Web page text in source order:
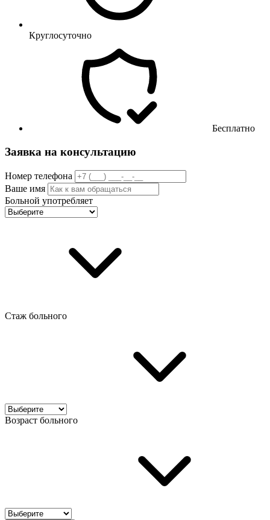
Круглосуточно
Бесплатно
Заявка на консультацию
Номер телефона
Ваше имя
Больной употребляет
Стаж больного
Возраст больного